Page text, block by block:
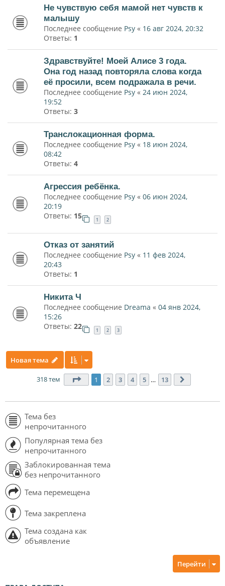
Не чувствую себя мамой нет чувств к
малышу
Последнее сообщение Psy « 16 авг 2024, 20:32
Ответы: 1
Здравствуйте! Моей Алисе 3 года.
Она год назад повторяла слова когда
её просили, всем подражала в речи.
Последнее сообщение Psy « 24 июн 2024,
19:52
Ответы: 3
Транслокационная форма.
Последнее сообщение Psy « 18 июн 2024,
08:42
Ответы: 4
Агрессия ребёнка.
Последнее сообщение Psy « 06 июн 2024,
20:19
Ответы: 15 1 2
Отказ от занятий
Последнее сообщение Psy « 11 фев 2024,
20:43
Ответы: 1
Никита Ч
Последнее сообщение Dreama « 04 янв 2024,
15:26
Ответы: 22 1 2 3
Новая тема
318 тем Страница 1из 13
1 2 3 4 5 … 13
Тема без
непрочитанного
Популярная тема без
непрочитанного
Заблокированная тема
без непрочитанного
Тема перемещена
Тема закреплена
Тема создана как
объявление
Перейти